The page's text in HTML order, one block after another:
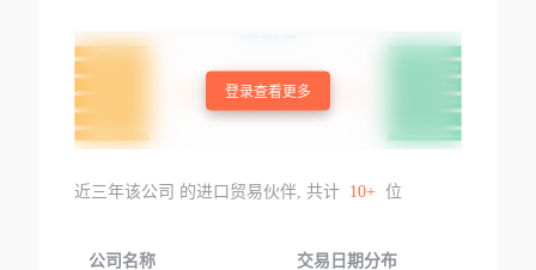
登录查看更多
近三年该公司 的进口贸易伙伴, 共计 10+ 位
公司名称 交易日期分布